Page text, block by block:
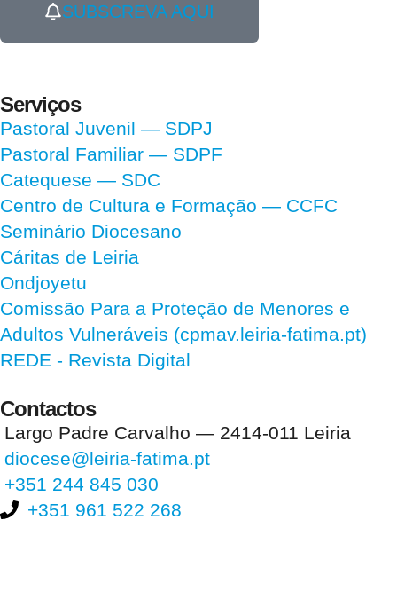
SUBSCREVA AQUI
Serviços
Pastoral Juvenil — SDPJ
Pastoral Familiar — SDPF
Catequese — SDC
Centro de Cultura e Formação — CCFC
Seminário Diocesano
Cáritas de Leiria
Ondjoyetu
Comissão Para a Proteção de Menores e
Adultos Vulneráveis (cpmav.leiria-fatima.pt)
REDE - Revista Digital
Contactos
Largo Padre Carvalho — 2414-011 Leiria
diocese@leiria-fatima.pt
+351 244 845 030
+351 961 522 268